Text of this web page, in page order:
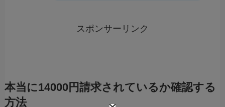
スポンサーリンク
本当に14000円請求されているか確認する
方法